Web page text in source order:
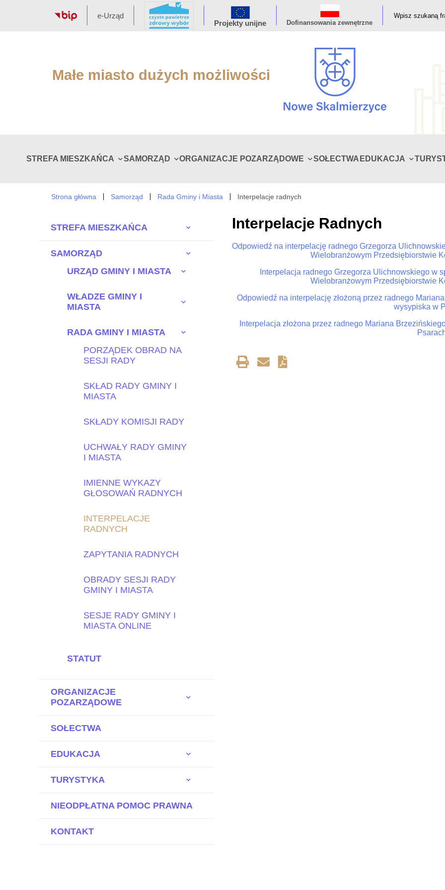
e-Urząd
Projekty unijne
Dofinansowania zewnętrzne
Małe miasto dużych możliwości
STREFA MIESZKAŃCA SAMORZĄD ORGANIZACJE POZARZĄDOWE SOŁECTWA EDUKACJA
Strona główna Samorząd Rada Gminy i Miasta Interpelacje radnych
STREFA MIESZKAŃCA
SAMORZĄD
URZĄD GMINY I MIASTA
WŁADZE GMINY I
MIASTA
RADA GMINY I MIASTA
PORZĄDEK OBRAD NA
SESJI RADY
SKŁAD RADY GMINY I
MIASTA
SKŁADY KOMISJI RADY
UCHWAŁY RADY GMINY
I MIASTA
IMIENNE WYKAZY
GŁOSOWAŃ RADNYCH
INTERPELACJE
RADNYCH
ZAPYTANIA RADNYCH
OBRADY SESJI RADY
GMINY I MIASTA
SESJE RADY GMINY I
MIASTA ONLINE
STATUT
ORGANIZACJE
POZARZĄDOWE
SOŁECTWA
EDUKACJA
TURYSTYKA
NIEODPŁATNA POMOC PRAWNA
KONTAKT
Interpelacje Radnych
Odpowiedź na interpelację radnego Grzegorza
Wielobranżowym Przedsiębiorstwie
Interpelacja radnego Grzegorza Ulichnowskiego w
Wielobranżowym Przedsiębiorstwie
Odpowiedź na interpelację złożoną przez radnego
wysypiska w
Interpelacja złożona przez radnego Mariana